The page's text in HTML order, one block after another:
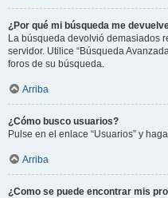
¿Por qué mi búsqueda me
La búsqueda devolvió demasiados
servidor. Utilice “Búsqueda
foros de su búsqueda.
Arriba
¿Cómo busco usuarios?
Pulse en el enlace “Usuarios” y
Arriba
¿Como se puede encontrar mis